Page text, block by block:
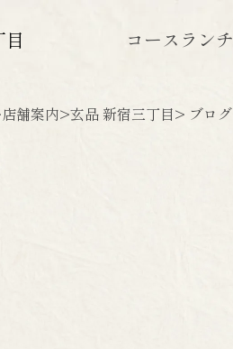
コース ランチ
店舗案内>玄品 新宿三丁目> ブログ